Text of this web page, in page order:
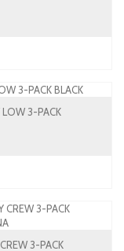
LOW 3-PACK
3-PACK